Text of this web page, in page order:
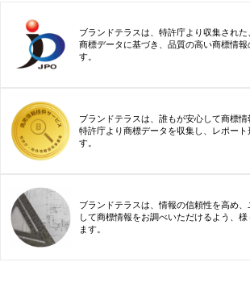
ブランドテラスは、特許庁より収集され
商標データに基づき、品質の高い商標情
す。
ブランドテラスは、誰もが安心して商標情
特許庁より商標データを収集し、レポー
す。
ブランドテラスは、情報の信頼性を高め
して商標情報をお調べいただけるよう、
ます。